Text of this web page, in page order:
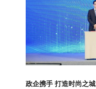
政企携手 打造时尚之城